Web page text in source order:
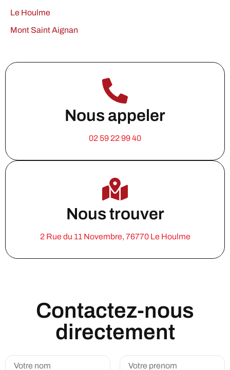
Le Houlme
Mont Saint Aignan
Nous appeler
02 59 22 99 40
Nous trouver
2 Rue du 11 Novembre, 76770 Le Houlme
Contactez-nous
directement